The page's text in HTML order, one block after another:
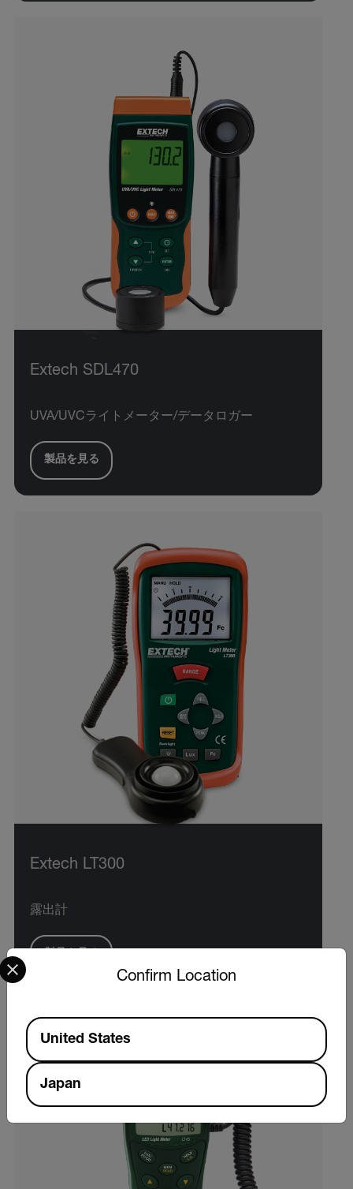
Extech SDL470
UVA/UVCライトメーター/データロガー
製品を見る
Extech LT300
露出計
Confirm Location
Select your preferred country and language from the
Available Locations
United States
Japan